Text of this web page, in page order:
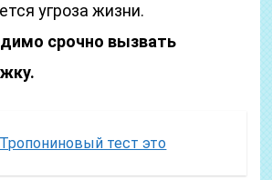
угроза жизни.
срочно вызвать
Тропониновый тест это